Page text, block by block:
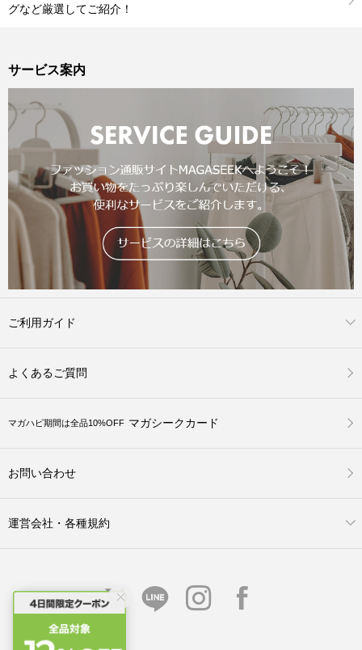
グなど厳選してご紹介！
サービス案内
ご利用ガイド
よくあるご質問
マガハピ期間は全品10%OFF マガシークカード
お問い合わせ
運営会社・各種規約